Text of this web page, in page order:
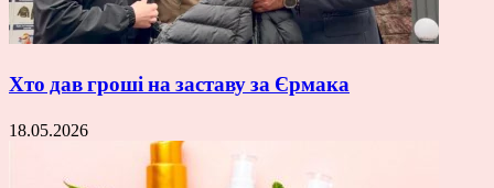
Хто дав гроші на заставу за Єрмака
18.05.2026